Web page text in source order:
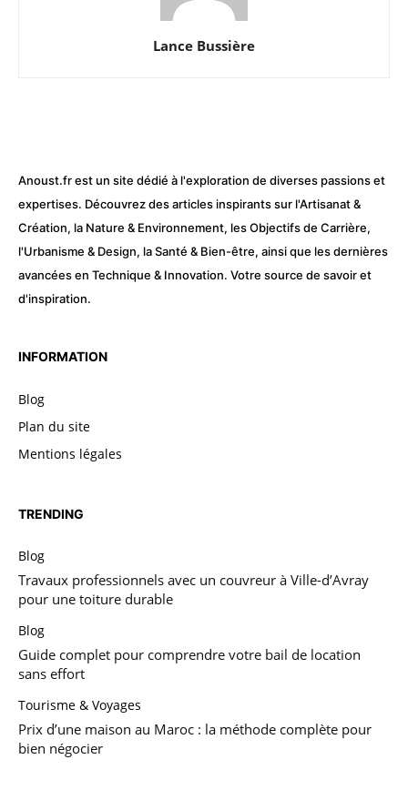
Lance Bussière
Anoust.fr est un site dédié à l'exploration de diverses passions et
expertises. Découvrez des articles inspirants sur l'Artisanat &
Création, la Nature & Environnement, les Objectifs de Carrière,
l'Urbanisme & Design, la Santé & Bien-être, ainsi que les dernières
avancées en Technique & Innovation. Votre source de savoir et
d'inspiration.
INFORMATION
Blog
Plan du site
Mentions légales
TRENDING
Blog
Travaux professionnels avec un couvreur à Ville-d’Avray
pour une toiture durable
Blog
Guide complet pour comprendre votre bail de location
sans effort
Tourisme & Voyages
Prix d’une maison au Maroc : la méthode complète pour
bien négocier